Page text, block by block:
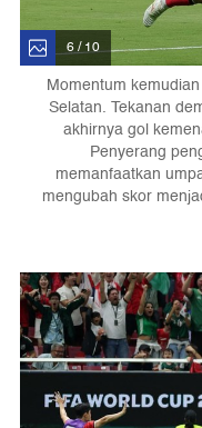
6 / 10
Momentum
Selatan. Tekanan
akhirnya gol
Penyerang
memanfaatkan
mengubah skor